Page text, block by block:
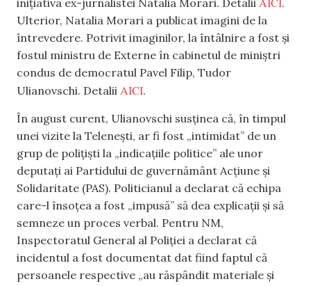
inițiativa ex-jurnalistei Natalia Morari. Detalii
.
Ulterior, Natalia Morari a publicat imagini de la
întrevedere. Potrivit imaginilor, la întâlnire a fost și
fostul ministru de Externe în cabinetul de miniștri
condus de democratul Pavel Filip, Tudor
Ulianovschi. Detalii AICI.
În august curent, Ulianovschi susținea că, în timpul
unei vizite la Telenești, ar fi fost „intimidat” de un
grup de polițiști la „indicațiile politice” ale unor
deputați ai Partidului de guvernământ Acțiune și
Solidaritate (PAS). Politicianul a declarat că echipa
care-l însoțea a fost „impusă” să dea explicații și să
semneze un proces verbal. Pentru NM,
Inspectoratul General al Poliției a declarat că
incidentul a fost documentat dat fiind faptul că
persoanele respective „au răspândit materiale și